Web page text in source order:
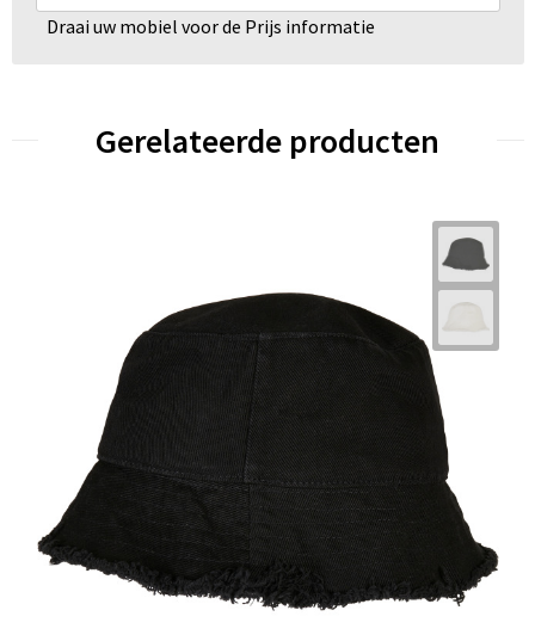
Draai uw mobiel voor de Prijs informatie
Gerelateerde producten